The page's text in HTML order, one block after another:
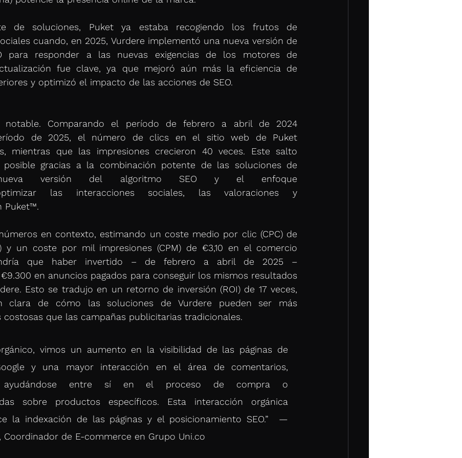
de soluciones, Puket ya estaba recogiendo los frutos de
cuando, en 2025, Vurdere implementó una nueva versión de
para responder a las nuevas exigencias de los motores de
fue clave, ya que mejoró aún más la eficiencia de
y optimizó el impacto de las acciones de SEO.
notable. Comparando el período de febrero a abril de 2024
de 2025, el número de clics en el sitio web de Puket
mientras que las impresiones crecieron 40 veces. Este salto
posible gracias a la combinación potente de las soluciones de
versión del algoritmo SEO y el enfoque
las interacciones sociales, las valoraciones y
Puket™.
en contexto, estimando un coste medio por clic (CPC) de
y un coste por mil impresiones (CPM) de €3,10 en el comercio
que haber invertido – de febrero a abril de 2025 –
en anuncios pagados para conseguir los mismos resultados
Esto se tradujo en un retorno de inversión (ROI) de 17 veces,
clara de cómo las soluciones de Vurdere pueden ser más
costosas que las campañas publicitarias tradicionales.
vimos un aumento en la visibilidad de las páginas de
y una mayor interacción en el área de comentarios,
ayudándose entre sí en el proceso de compra o
sobre productos específicos. Esta interacción orgánica
la indexación de las páginas y el posicionamiento SEO.”  —
Coordinador de E-commerce en Grupo Uni.co